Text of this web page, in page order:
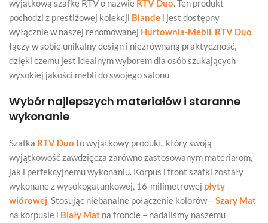
wyjątkową szafkę RTV o nazwie RTV Duo. Ten produkt
pochodzi z prestiżowej kolekcji Blande i jest dostępny
wyłącznie w naszej renomowanej Hurtownia-Mebli. RTV Duo
łączy w sobie unikalny design i niezrównaną praktyczność,
dzięki czemu jest idealnym wyborem dla osób szukających
wysokiej jakości mebli do swojego salonu.
Wybór najlepszych materiałów i staranne
wykonanie
Szafka RTV Duo to wyjątkowy produkt, który swoją
wyjątkowość zawdzięcza zarówno zastosowanym materiałom,
jak i perfekcyjnemu wykonaniu. Korpus i front szafki zostały
wykonane z wysokogatunkowej, 16-milimetrowej płyty
wiórowej. Stosując niebanalne połączenie kolorów – Szary Mat
na korpusie i Biały Mat na froncie – nadaliśmy naszemu